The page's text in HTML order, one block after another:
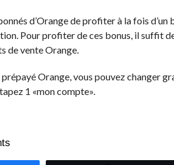
d’Orange de profiter à la fois
Pour profiter de ces bonus, il suffit
de vente Orange.
Orange, vous pouvez changer
1 «mon compte».